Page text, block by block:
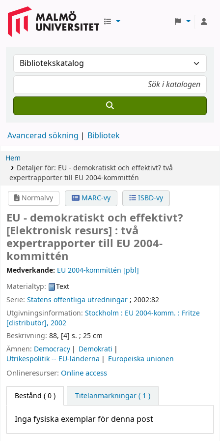
Avancerad sökning Bibliotek
Hem
Detaljer för: EU - demokratiskt och effektivt?två
expertrapporter till EU 2004-kommittén
Normalvy
MARC-vy ISBD-vy
EU - demokratiskt och effektivt?
[Elektronisk resurs] : två
expertrapporter till EU 2004-
kommittén
Medverkande: EU 2004-kommittén [pbl]
Materialtyp:
Text
Serie: Statens offentliga utredningar; 2002:82
Utgivningsinformation: Stockholm : EU 2004-komm. : Fritze
[distributör], 2002
Beskrivning: 88, [4] s. ; 25 cm
Ämnen: Democracy
Demokrati
Utrikespolitik -- EU-länderna
Europeiska unionen
Onlineresurser: Online access
Bestånd ( 0 ) Titelanmärkningar ( 1 )
Inga fysiska exemplar för denna post